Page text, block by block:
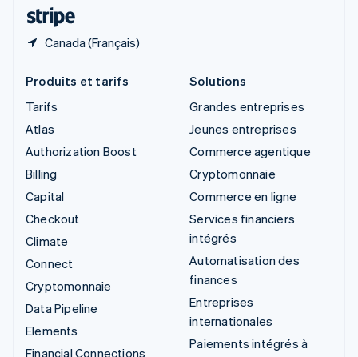
Canada (Français)
Produits et tarifs
Tarifs
Atlas
Authorization Boost
Billing
Capital
Checkout
Climate
Connect
Cryptomonnaie
Data Pipeline
Elements
Financial Connections
Solutions
Grandes entreprises
Jeunes entreprises
Commerce agentique
Cryptomonnaie
Commerce en ligne
Services financiers
intégrés
Automatisation des
finances
Entreprises
internationales
Paiements intégrés à